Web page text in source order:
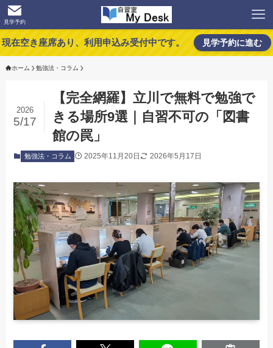
見学予約
現在空き座席あり、利用申込み受付中です。 見学予約に進む
ホーム 勉強法・コラム
【完全網羅】立川で無料で勉強で
きる場所9選｜自習不可の「図書
館の罠」
2026
5/17
勉強法・コラム 2025年11月20日 2026年5月17日